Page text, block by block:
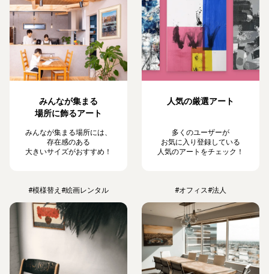
みんなが集まる
場所に飾るアート
みんなが集まる場所には、
存在感のある
大きいサイズがおすすめ！
人気の厳選アート
多くのユーザーが
お気に入り登録している
人気のアートをチェック！
#模様替え #絵画レンタル #オフィス#法人